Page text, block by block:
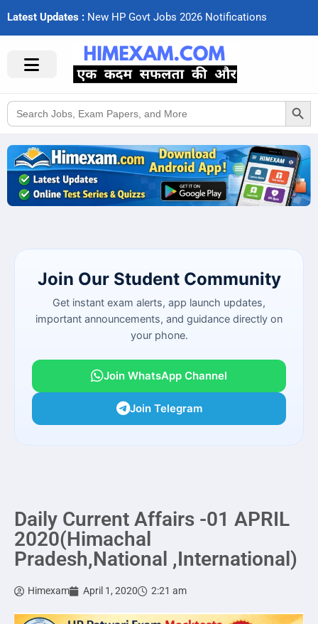
Latest Updates : New HP Govt Jobs 2026 Notifcations
Search
for:
Search Button
Join Our Student Community
Get instant exam alerts, app launch updates,
important announcements, and guidance directly on
your phone.
Join WhatsApp Channel
Join Telegram
Daily Current Affairs -01 APRIL
2020(Himachal
Pradesh,National ,International)
Himexam April 1, 2020 2:21 am